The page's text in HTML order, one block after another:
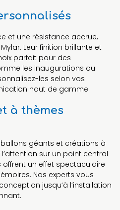
et une résistance accrue,
Leur finition brillante et
parfait pour des
les inaugurations ou
les selon vos
haut de gamme.
à thèmes
géants et créations à
sur un point central
offrent un effet spectaculaire
Nos experts vous
jusqu’à l’installation